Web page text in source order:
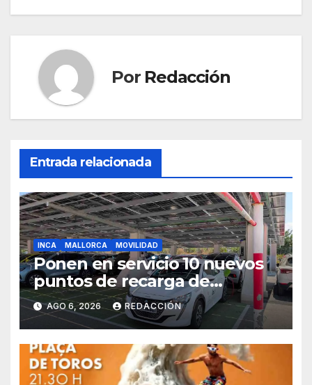
o
p
Por Redacción
Entrada relacionada
INCA MALLORCA MOVILIDAD
Ponen en servicio 10 nuevos
puntos de recarga de
vehículos eléctricos en el
Hospital de Inca
AGO 6, 2026 REDACCIÓN